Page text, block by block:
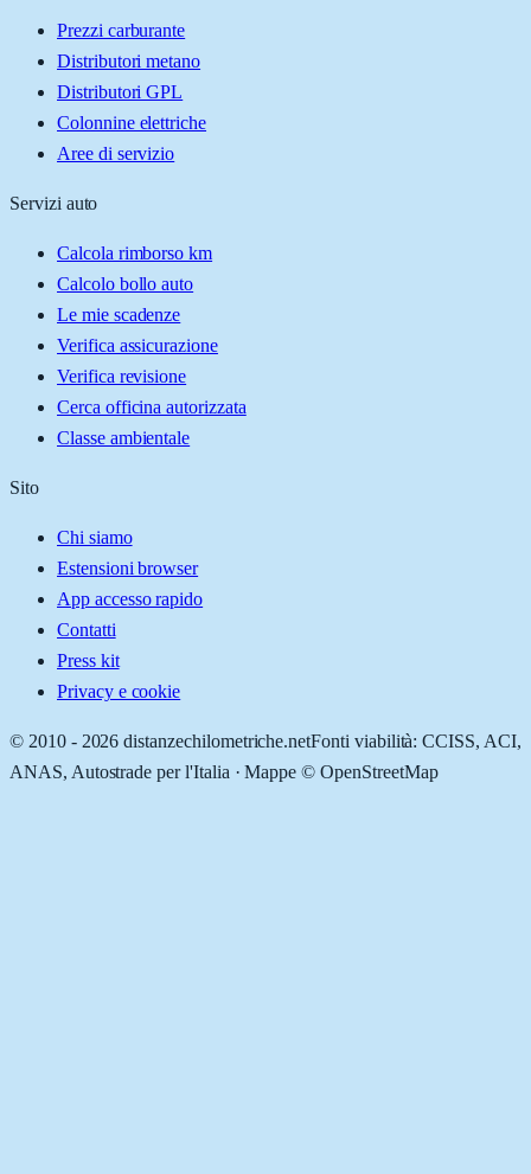
Prezzi carburante
Distributori metano
Distributori GPL
Colonnine elettriche
Aree di servizio
Servizi auto
Calcola rimborso km
Calcolo bollo auto
Le mie scadenze
Verifica assicurazione
Verifica revisione
Cerca officina autorizzata
Classe ambientale
Sito
Chi siamo
Estensioni browser
App accesso rapido
Contatti
Press kit
Privacy e cookie
© 2010 - 2026 distanzechilometriche.netFonti viabilità: CCISS, ACI,
ANAS, Autostrade per l'Italia · Mappe © OpenStreetMap